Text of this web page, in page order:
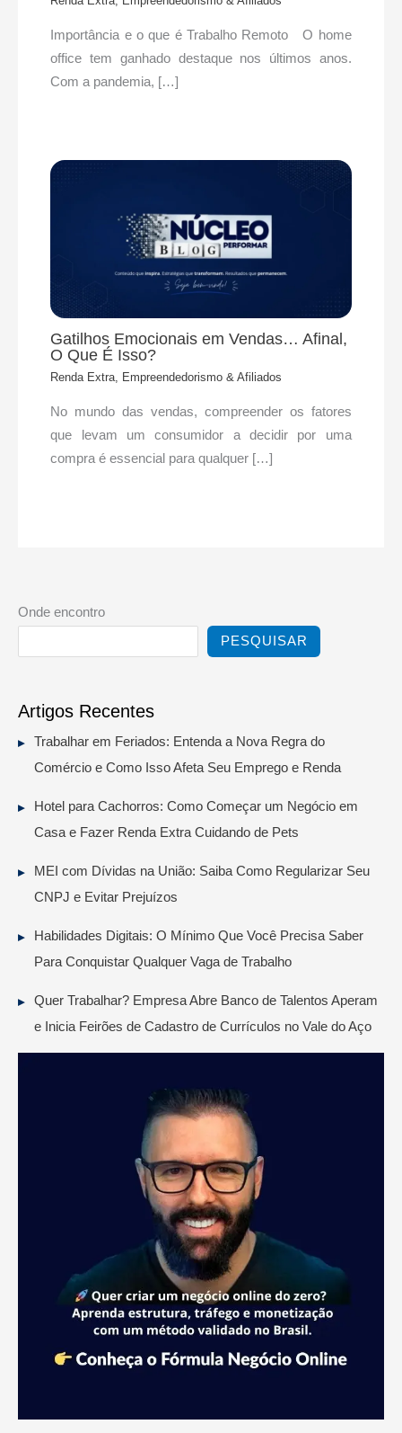
Importância e o que é Trabalho Remoto O home
office tem ganhado destaque nos últimos anos.
Com a pandemia, […]
Gatilhos Emocionais em Vendas… Afinal,
O Que É Isso?
Renda Extra, Empreendedorismo & Afiliados
No mundo das vendas, compreender os fatores
que levam um consumidor a decidir por uma
compra é essencial para qualquer […]
Onde encontro
PESQUISAR
Artigos Recentes
Trabalhar em Feriados: Entenda a Nova Regra do
Comércio e Como Isso Afeta Seu Emprego e Renda
Hotel para Cachorros: Como Começar um Negócio em
Casa e Fazer Renda Extra Cuidando de Pets
MEI com Dívidas na União: Saiba Como Regularizar Seu
CNPJ e Evitar Prejuízos
Habilidades Digitais: O Mínimo Que Você Precisa Saber
Para Conquistar Qualquer Vaga de Trabalho
Quer Trabalhar? Empresa Abre Banco de Talentos Aperam
e Inicia Feirões de Cadastro de Currículos no Vale do Aço